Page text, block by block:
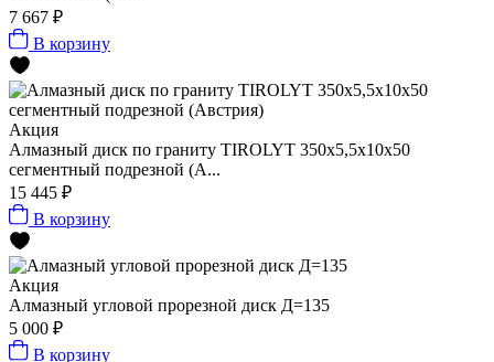
7 667 ₽
В корзину
Акция
Алмазный диск по граниту TIROLYT 350x5,5x10x50
сегментный подрезной (А...
15 445 ₽
В корзину
Акция
Алмазный угловой прорезной диск Д=135
5 000 ₽
В корзину